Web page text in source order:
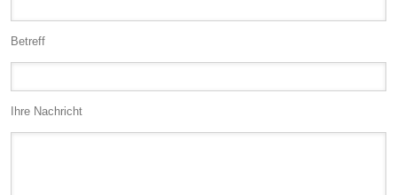
Betreff
Ihre Nachricht